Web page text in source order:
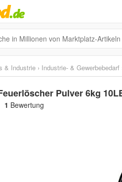
& Industrie › Industrie- & Gewerbebedarf
Pulver 6kg
1 Bewertung